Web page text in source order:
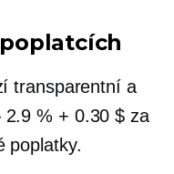
transparentní a
2.9 % + 0.30 $ za
poplatky.